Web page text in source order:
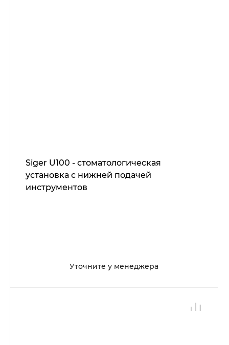
Siger U100 - стоматологическая
установка с нижней подачей
инструментов
Уточните у менеджера